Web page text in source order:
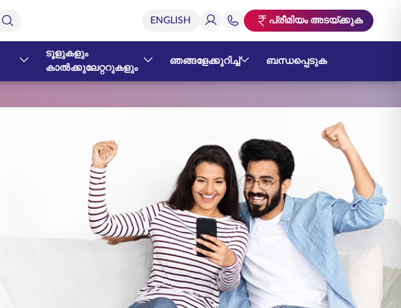
പ്രീമിയം അടയ്ക്കുക
ടൂളുകളും
കാൽക്കുലേറ്ററുകളും
ഞങ്ങളേക്കുറിച്ച് ബന്ധപ്പെടുക